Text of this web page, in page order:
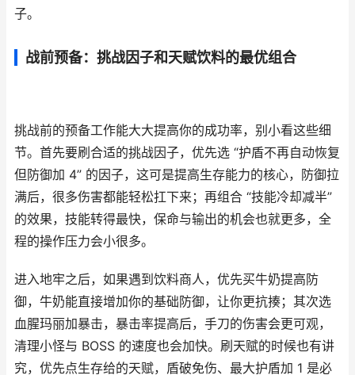
子。
战前预备：挑战因子和天赋饮料的最优组合
挑战前的预备工作能大大提高你的成功率，别小看这些细
节。首先要刷合适的挑战因子，优先选 “护盾不再自动恢复
但防御加 4” 的因子，这可是提高生存能力的核心，防御拉
满后，很多伤害都能轻松扛下来；再组合 “技能冷却减半”
的效果，技能转得最快，保命与输出的机会也就更多，全
程的操作压力会小很多。
进入地牢之后，如果遇到饮料商人，优先买牛奶提高防
御，牛奶能直接增加你的基础防御，让你更抗揍；其次选
血腥玛丽加暴击，暴击率提高后，手刀的伤害会更可观，
清理小怪与 BOSS 的速度也会加快。刷天赋的时候也有讲
究，优先点生存给的天赋，盾破免伤、最大护盾加 1 是必